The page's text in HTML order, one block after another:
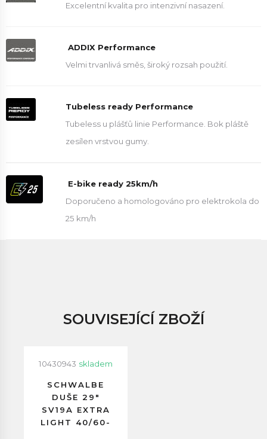
Excelentní kvalita pro intenzivní nasazení.
ADDIX Performance
Velmi trvanlivá směs, široký rozsah použití.
Tubeless ready Performance
Tubeless u plášťů linie Performance. Bok pláště
zesílen vrstvou gumy.
E-bike ready 25km/h
Doporučeno a homologováno pro elektrokola do
25 km/h
SOUVISEJÍCÍ ZBOŽÍ
10430943 skladem
SCHWALBE
DUŠE 29"
SV19A EXTRA
LIGHT 40/60-